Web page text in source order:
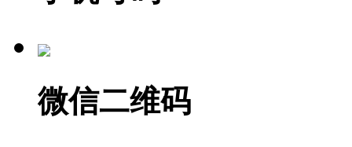
微信二维码